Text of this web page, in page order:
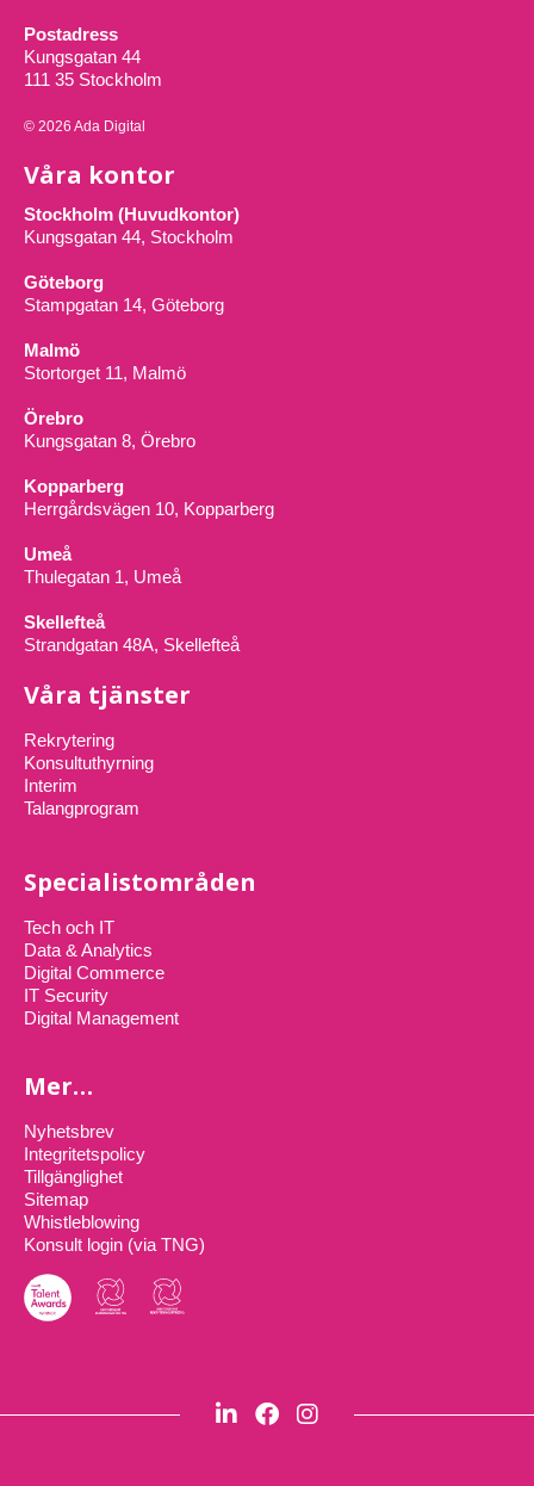
Postadress
Kungsgatan 44
111 35 Stockholm
© 2026 Ada Digital
Våra kontor
Stockholm (Huvudkontor)
Kungsgatan 44, Stockholm
Göteborg
Stampgatan 14, Göteborg
Malmö
Stortorget 11, Malmö
Örebro
Kungsgatan 8, Örebro
Kopparberg
Herrgårdsvägen 10, Kopparberg
Umeå
Thulegatan 1, Umeå
Skellefteå
Strandgatan 48A, Skellefteå
Våra tjänster
Rekrytering
Konsultuthyrning
Interim
Talangprogram
Specialistområden
Tech och IT
Data & Analytics
Digital Commerce
IT Security
Digital Management
Mer…
Nyhetsbrev
Integritetspolicy
Tillgänglighet
Sitemap
Whistleblowing
Konsult login (via TNG)